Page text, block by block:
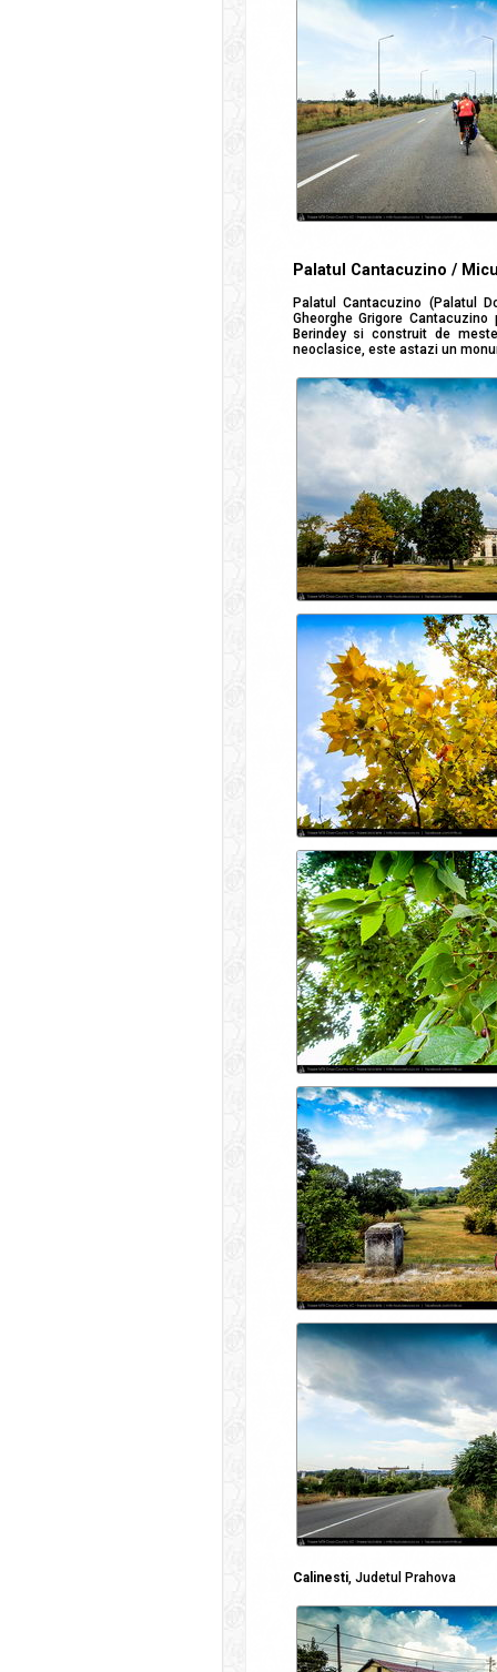
Palatul Cantacuzino /
Palatul Cantacuzino (Palatul
Gheorghe Grigore
Berindey si construit de
neoclasice, este astazi un
Calinesti, Judetul Prahova